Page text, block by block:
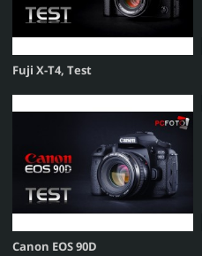
Fuji X-T4, Test
Canon EOS 90D